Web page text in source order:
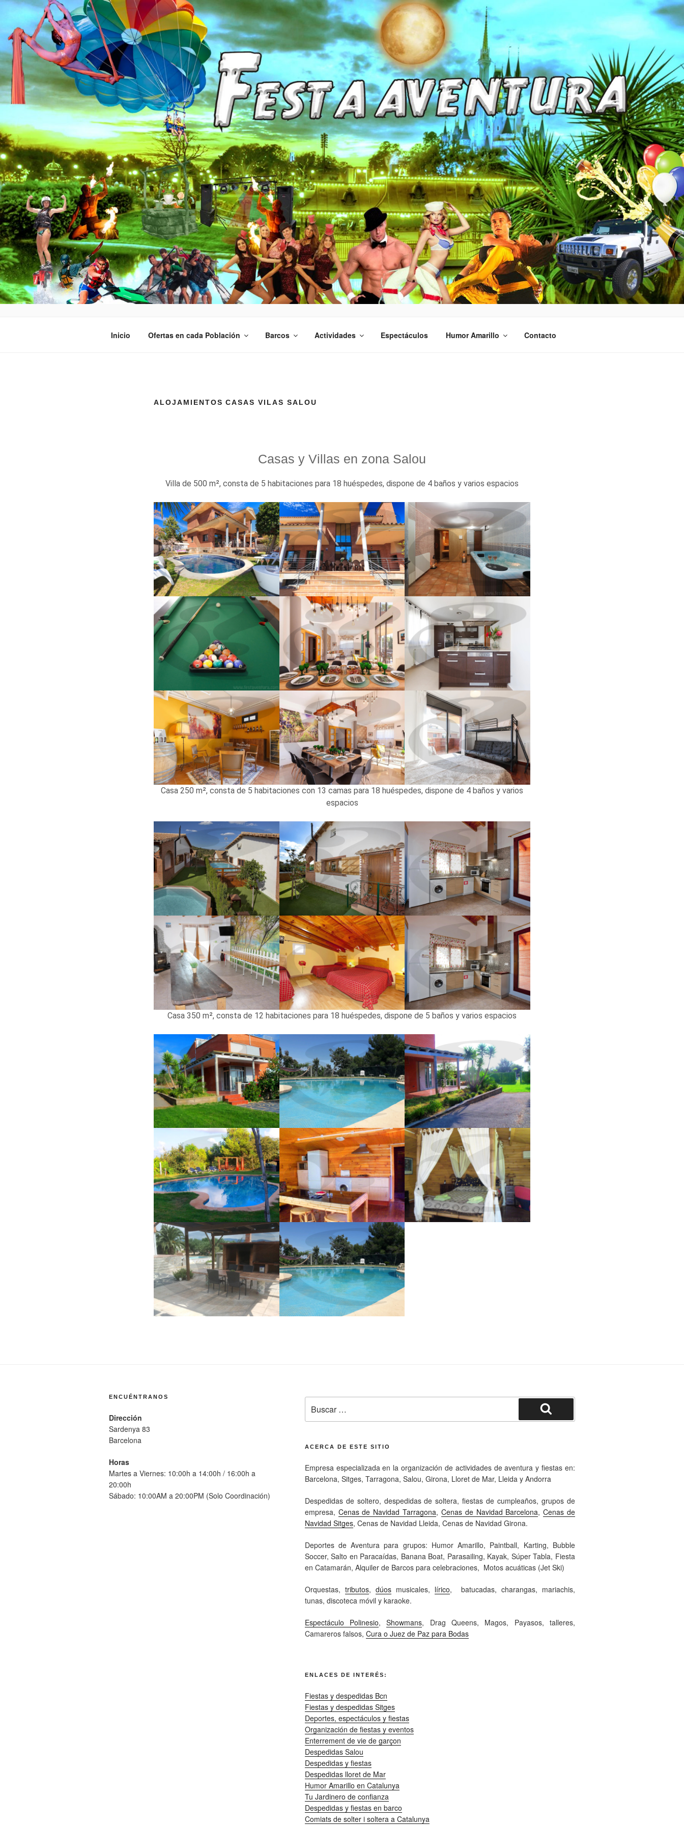
QUÈ FEM? FIESTA AVENTURA
Organización de Fiestas, Despedidas de soltero y soltera
Inicio Ofertas en cada Población Barcos Actividades Espectáculos Humor Amarillo Contacto
ALOJAMIENTOS CASAS VILAS SALOU
Casas y Villas en zona Salou
Villa de 500 m², consta de 5 habitaciones para 18 huéspedes, dispone de 4 baños y varios espacios
Casa 250 m², consta de 5 habitaciones con 13 camas para 18 huéspedes, dispone de 4 baños y varios
espacios
Casa 350 m², consta de 12 habitaciones para 18 huéspedes, dispone de 5 baños y varios espacios
ENCUÉNTRANOS
Dirección
Sardenya 83
Barcelona
Horas
Martes a Viernes: 10:00h a 14:00h / 16:00h a
20:00h
Sábado: 10:00AM a 20:00PM (Solo Coordinación)
ACERCA DE ESTE SITIO
Empresa especializada en la organización de actividades de aventura y fiestas en:
Barcelona, Sitges, Tarragona, Salou, Girona, Lloret de Mar, Lleida y Andorra
Despedidas de soltero, despedidas de soltera, fiestas de cumpleaños, grupos de
empresa, Cenas de Navidad Tarragona, Cenas de Navidad Barcelona,Cenas de
Navidad Sitges, Cenas de Navidad Lleida, Cenas de Navidad Girona.
Deportes de Aventura para grupos: Humor Amarillo, Paintball, Karting, Bubble
Soccer, Salto en Paracaídas, Banana Boat, Parasailing, Kayak, Súper Tabla, Fiesta
en Catamarán, Alquiler de Barcos para celebraciones, Motos acuáticas (Jet Ski)
Orquestas, tributos, dúosmusicales, lírico, batucadas, charangas, mariachis,
tunas, discoteca móvil y karaoke.
Espectáculo Polinesio,Showmans, Drag Queens, Magos, Payasos, talleres,
Camareros falsos, Cura o Juez de Paz para Bodas
ENLACES DE INTERÉS:
Fiestas y despedidas Bcn
Fiestas y despedidas Sitges
Deportes, espectáculos y fiestas
Organización de fiestas y eventos
Enterrement de vie de garçon
Despedidas Salou
Despedidas y fiestas
Despedidas lloret de Mar
Humor Amarillo en Catalunya
Tu Jardinero de confianza
Despedidas y fiestas en barco
Comiats de solter i soltera a Catalunya